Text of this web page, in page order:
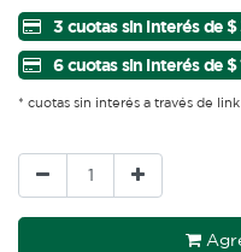
3 cuotas sin interés de
6 cuotas sin interés de $
* cuotas sin interés a través de